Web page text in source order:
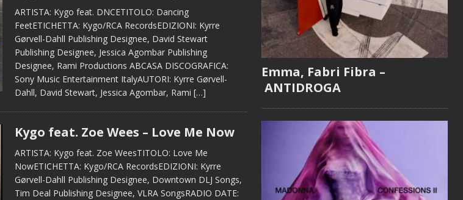
ARTISTA: Kygo feat. DNCETITOLO: Dancing
FeetETICHETTA: Kygo/RCA RecordsEDIZIONI: Kyrre
Gørvell-Dahll Publishing Designee, David Stewart
Publishing Designee, Jessica Agombar Publishing
Designee, Rami Productions ABCASA DISCOGRAFICA:
Sony Music Entertainment ItalyAUTORI: Kyrre Gørvell-
Dahll, David Stewart, Jessica Agombar, Rami […]
Kygo feat. Zoe Wees – Love Me Now
ARTISTA: Kygo feat. Zoe WeesTITOLO: Love Me
NowETICHETTA: Kygo/RCA RecordsEDIZIONI: Kyrre
Gørvell-Dahll Publishing Designee, Downtown DLJ Songs,
Tim Deal Publishing Designee, VLRA SongsRADIO DATE:
Emma, Fabri Fibra –
ANTIDROGA